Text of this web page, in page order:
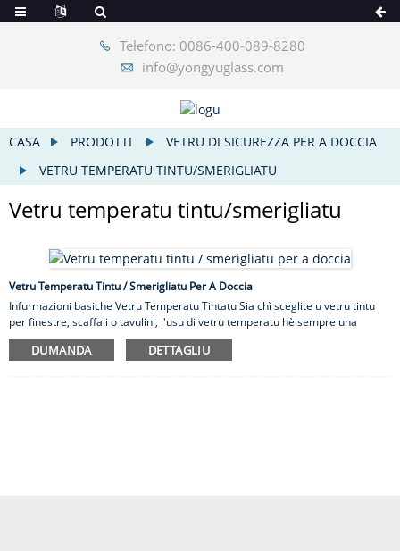
Telefono: 0086-400-089-8280
info@yongyuglass.com
CASA PRODOTTI
VETRU DI SICUREZZA PER A DOCCIA
VETRU TEMPERATU TINTU/SMERIGLIATU
Vetru temperatu tintu/smerigliatu
Vetru Temperatu Tintu / Smerigliatu Per A Doccia
Infurmazioni basiche Vetru Temperatu Tintatu Sia chì sceglite u vetru tintu
per finestre, scaffali o tavulini, l'usu di vetru temperatu hè sempre una
opzione. Stu vetru hè robustu è menu prubabile di rompe si à l'impattu. U
vetru pare listessu cum'è i vetri tradiziunali, ciò chì ne face una ottima scelta
DUMANDA DETTAGLIU